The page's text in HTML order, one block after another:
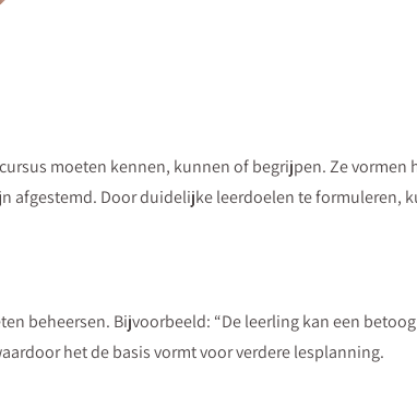
moeten kennen, kunnen of begrijpen. Ze vormen
afgestemd. Door duidelijke leerdoelen te formuleren,
beheersen. Bijvoorbeeld: “De leerling kan een
het de basis vormt voor verdere lesplanning.